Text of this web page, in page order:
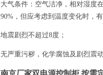
大气条件：空气洁净，相对湿度
90%，但应考虑到温度变化时，
地震剧烈不超过8度；
无严重污秽，化学腐蚀及剧烈震
南京厂家双电源控制柜 按需